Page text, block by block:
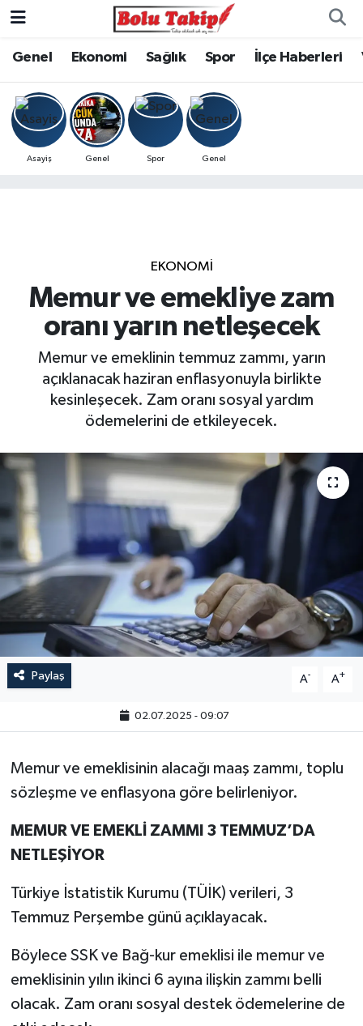
Genel Ekonomi Sağlık Spor İlçe Haberleri
Asayiş Genel Spor Genel
EKONOMİ
Memur ve emekliye zam
oranı yarın netleşecek
Memur ve emeklinin temmuz zammı, yarın
açıklanacak haziran enflasyonuyla birlikte
kesinleşecek. Zam oranı sosyal yardım
ödemelerini de etkileyecek.
Paylaş A- A+
02.07.2025 - 09:07
Memur ve emeklisinin alacağı maaş zammı, toplu
sözleşme ve enflasyona göre belirleniyor.
MEMUR VE EMEKLİ ZAMMI 3 TEMMUZ’DA
NETLEŞİYOR
Türkiye İstatistik Kurumu (TÜİK) verileri, 3
Temmuz Perşembe günü açıklayacak.
Böylece SSK ve Bağ-kur emeklisi ile memur ve
emeklisinin yılın ikinci 6 ayına ilişkin zammı belli
olacak. Zam oranı sosyal destek ödemelerine de